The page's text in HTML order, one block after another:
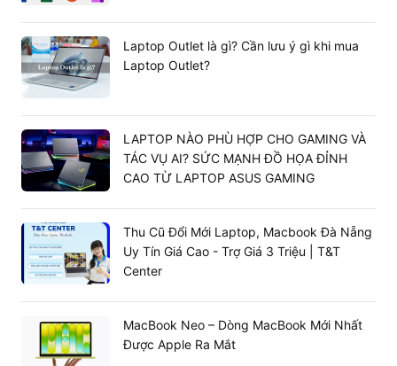
Laptop Outlet là gì? Cần lưu ý gì khi mua
Laptop Outlet?
LAPTOP NÀO PHÙ HỢP CHO GAMING VÀ
TÁC VỤ AI? SỨC MẠNH ĐỒ HỌA ĐỈNH
CAO TỪ LAPTOP ASUS GAMING
Thu Cũ Đổi Mới Laptop, Macbook Đà Nẵng
Uy Tín Giá Cao - Trợ Giá 3 Triệu | T&T
Center
MacBook Neo – Dòng MacBook Mới Nhất
Được Apple Ra Mắt